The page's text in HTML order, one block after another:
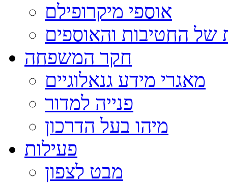
אוספי מיקרופילם
של החטיבות והאוספים
חקר המשפחה
מאגרי מידע גנאלוגיים
פנייה למדור
מיהו בעל הדרכון
פעילות
מבט לצפון